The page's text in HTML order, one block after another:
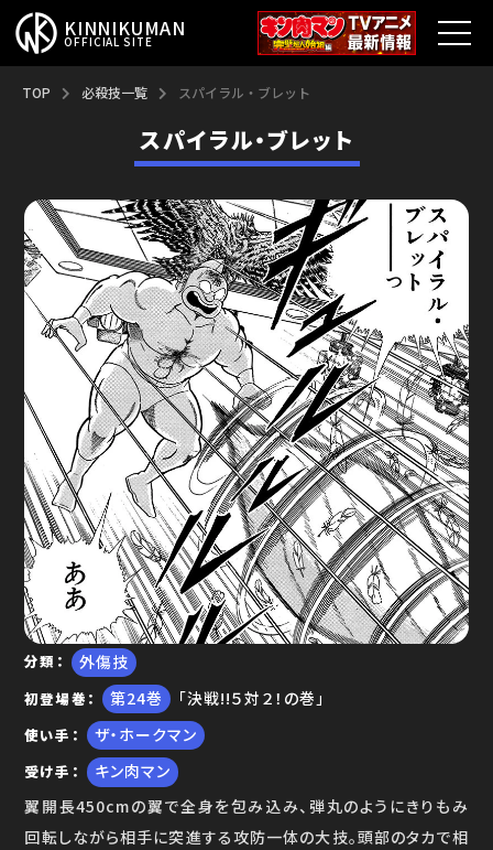
KINNIKUMAN
OFFICIAL SITE
TOP
キン肉マンとは？
最新情報
アニメ
コミックス
超人総選挙
新超人募集
ゆで問答
TOP 必殺技一覧 スパイラル・ブレット
スパイラル・ブレット
分類 外傷技
初登場巻 24 「決戦!!５対２！の巻」
使い手 ザ・ホークマン
受け手
キン肉マン
翼開長450cmの翼で全身を包み込み、弾丸のようにきりもみ
回転しながら相手に突進する攻防一体の大技。頭部のタカで相